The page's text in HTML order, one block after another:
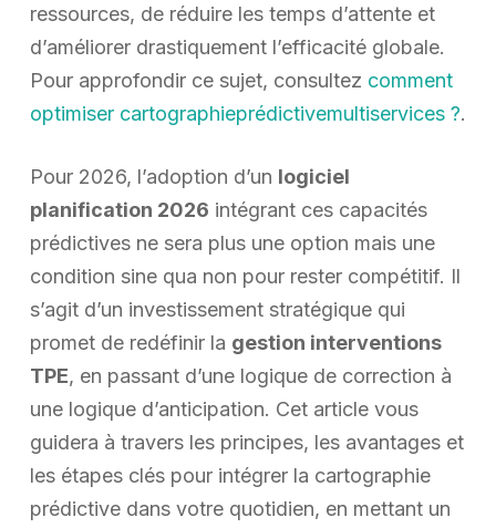
ressources, de réduire les temps d’attente et
d’améliorer drastiquement l’efficacité globale.
Pour approfondir ce sujet, consultez comment
optimiser cartographieprédictivemultiservices ?.
Pour 2026, l’adoption d’un logiciel
planification 2026 intégrant ces capacités
prédictives ne sera plus une option mais une
condition sine qua non pour rester compétitif. Il
s’agit d’un investissement stratégique qui
promet de redéfinir la gestion interventions
TPE, en passant d’une logique de correction à
une logique d’anticipation. Cet article vous
guidera à travers les principes, les avantages et
les étapes clés pour intégrer la cartographie
prédictive dans votre quotidien, en mettant un